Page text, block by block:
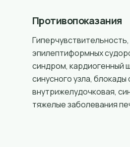
Противопоказания
эпилептиформных
синдром, кардиогенный
синусного узла, блокады
внутрижелудочковая,
тяжелые заболевания